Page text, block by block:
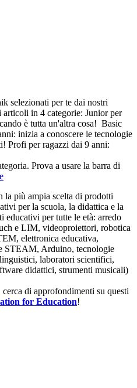
selezionati per te dai nostri
in 4 categorie: Junior per
è tutta un'altra cosa! Basic
inizia a conoscere le tecnologie
Profi per ragazzi dai 9 anni:
Prova a usare la barra di
la più ampia scelta di prodotti
per la scuola, la didattica e la
educativi per tutte le età: arredo
e LIM, videoproiettori, robotica
elettronica educativa,
STEAM, Arduino, tecnologie
laboratori scientifici,
didattici, strumenti musicali)
di approfondimenti su questi
for Education!